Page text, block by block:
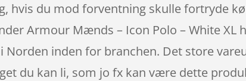
hvis du mod forventning skulle fortryde
Armour Mænds – Icon Polo – White
Norden inden for branchen. Det store
du kan li, som jo fx kan være dette